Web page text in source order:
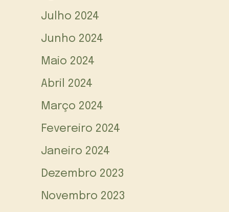
Julho 2024
Junho 2024
Maio 2024
Abril 2024
Março 2024
Fevereiro 2024
Janeiro 2024
Dezembro 2023
Novembro 2023